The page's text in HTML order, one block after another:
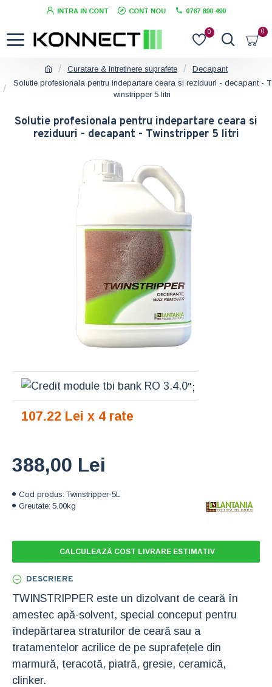
INTRA IN CONT CONT NOU 0767 890 490
0 0
Curatare & Intretinere suprafete
Decapant
Solutie profesionala pentru indepartare ceara si reziduuri - decapant - T
winstripper 5 litri
Solutie profesionala pentru indepartare ceara si
reziduuri - decapant - Twinstripper 5 litri
Cod produs: Twinstripper-5L
Greutate: 5.00kg
388,00 Lei
";
107.22 Lei x 4 rate
CALCULEAZĂ COST LIVRARE ESTIMATIV
DESCRIERE
TWINSTRIPPER este un dizolvant de ceară în
amestec apă-solvent, special conceput pentru
îndepărtarea straturilor de ceară sau a
tratamentelor acrilice de pe suprafețele din
marmură, teracotă, piatră, gresie, ceramică,
clinker.